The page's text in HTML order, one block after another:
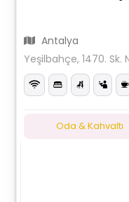
Antalya
Yeşilbahçe, 1470. Sk.
Oda & Kahvaltı